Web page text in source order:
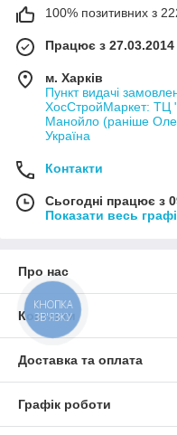
100% позитивних з 222
Працює з 27.03.2014
м. Харків
Пункт видачі
ХосСтройМаркет: ТЦ
Манойло (раніше
Україна
Контакти
Сьогодні працює з
Показати весь
Про нас
Контакти
Доставка та оплата
Графік роботи
КНОПКА
ЗВ'ЯЗКУ